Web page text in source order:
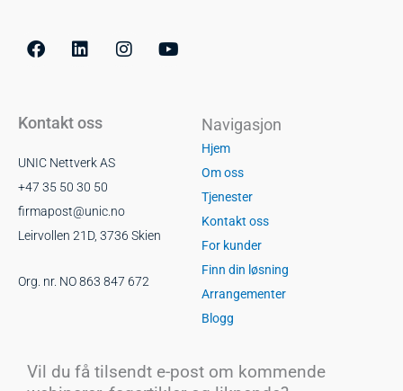
c
e
k
n
k
n
s
t
u
t
Kontakt oss
UNIC Nettverk AS
+47 35 50 30 50
firmapost@unic.no
Leirvollen 21D, 3736 Skien
Org. nr. NO 863 847 672
Navigasjon
Hjem
Om oss
Tjenester
Kontakt oss
For kunder
Finn din løsning
Arrangementer
Blogg
Vil du få tilsendt e-post om kommende